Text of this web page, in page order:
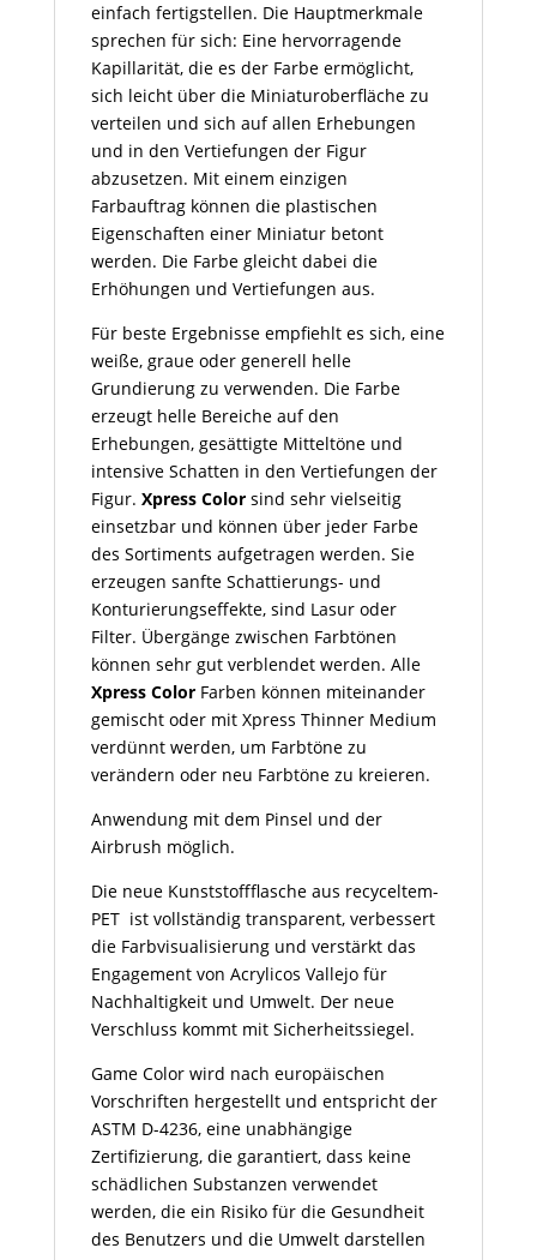
einfach fertigstellen. Die Hauptmerkmale
sprechen für sich: Eine hervorragende
Kapillarität, die es der Farbe ermöglicht,
sich leicht über die Miniaturoberfläche zu
verteilen und sich auf allen Erhebungen
und in den Vertiefungen der Figur
abzusetzen. Mit einem einzigen
Farbauftrag können die plastischen
Eigenschaften einer Miniatur betont
werden. Die Farbe gleicht dabei die
Erhöhungen und Vertiefungen aus.
Für beste Ergebnisse empfiehlt es sich, eine
weiße, graue oder generell helle
Grundierung zu verwenden. Die Farbe
erzeugt helle Bereiche auf den
Erhebungen, gesättigte Mitteltöne und
intensive Schatten in den Vertiefungen der
Figur. Xpress Colorsind sehr vielseitig
einsetzbar und können über jeder Farbe
des Sortiments aufgetragen werden. Sie
erzeugen sanfte Schattierungs- und
Konturierungseffekte, sind Lasur oder
Filter. Übergänge zwischen Farbtönen
können sehr gut verblendet werden. Alle
Xpress ColorFarben können miteinander
gemischt oder mit Xpress Thinner Medium
verdünnt werden, um Farbtöne zu
verändern oder neu Farbtöne zu kreieren.
Anwendung mit dem Pinsel und der
Airbrush möglich.
Die neue Kunststoffflasche aus recyceltem-
PET ist vollständig transparent, verbessert
die Farbvisualisierung und verstärkt das
Engagement von Acrylicos Vallejo für
Nachhaltigkeit und Umwelt. Der neue
Verschluss kommt mit Sicherheitssiegel.
Game Color wird nach europäischen
Vorschriften hergestellt und entspricht der
ASTM D-4236, eine unabhängige
Zertifizierung, die garantiert, dass keine
schädlichen Substanzen verwendet
werden, die ein Risiko für die Gesundheit
des Benutzers und die Umwelt darstellen